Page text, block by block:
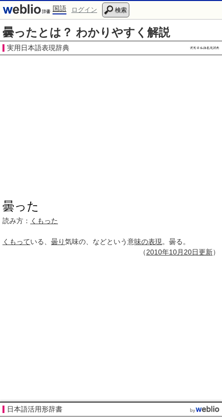
国語 ログイン 検索
曇ったとは？ わかりやすく解説
実用日本語表現辞典
曇った
読み方： くもった
くもっている、 曇り気味の、などという意味の表現 。曇る。
（2010年10月 20日更新）
日本語活用形辞書